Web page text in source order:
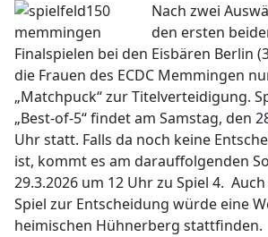
Nach zwei
den ersten
Finalspielen bei den Eisbären Berlin
die Frauen des ECDC Memmingen
„Matchpuck“ zur Titelverteidigung.
„Best-of-5“ findet am Samstag, den
Uhr statt. Falls da noch keine
ist, kommt es am darauffolgenden
29.3.2026 um 12 Uhr zu Spiel 4.
Spiel zur Entscheidung würde eine
heimischen Hühnerberg stattfinden.